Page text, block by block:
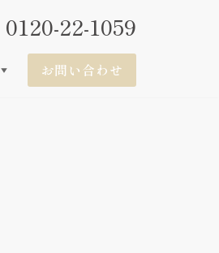
0120-22-1059
▼ お問い合わせ